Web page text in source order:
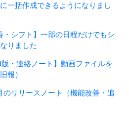
一括作成できるようになりまし
シフト】一部の日程だけでもシ
りました
・連絡ノート】動画ファイルを
報）
リリースノート（機能改善・追